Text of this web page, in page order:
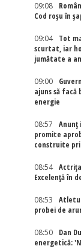
09:08
Cod roșu în
09:04
Tot
scurtat, iar
jumătate a
09:00
ajuns să
energie
08:57
Anunț
promite
construite
08:54
Excelenţă în
08:53
probei de
08:50
Dan
energetică: